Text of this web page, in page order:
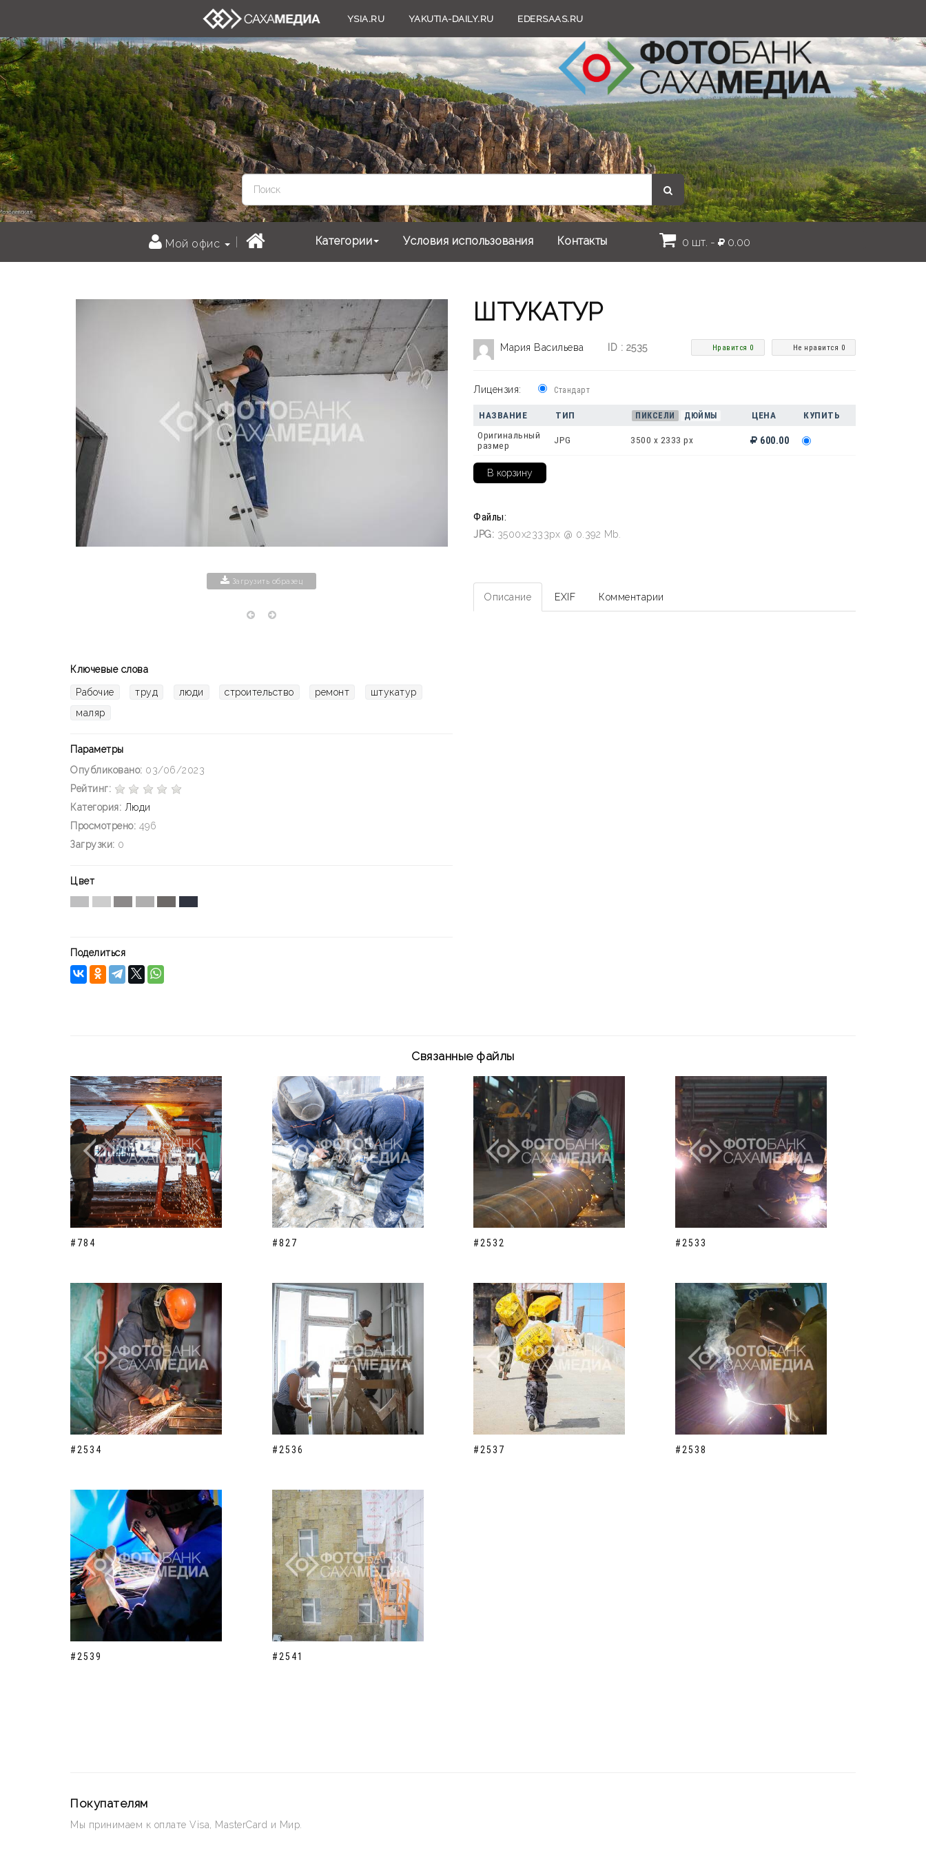
YSIA.RU YAKUTIA-DAILY.RU EDERSAAS.RU
Мой офис Категории Условия использования Контакты 0 шт. - 0.00
Загрузить образец
Ключевые слова
Рабочие труд люди строительство ремонт
штукатур
маляр
Параметры
Опубликовано: 03/06/2023
Рейтинг:
Категория: Люди
Просмотрено: 496
Загрузки: 0
Цвет
Поделиться
ШТУКАТУР
Мария Васильева ID : 2535 Не нравится 0
Нравится 0
Лицензия: Стандарт
НАЗВАНИЕ ТИП ПИКСЕЛИ ДЮЙМЫ ЦЕНА
КУПИТЬ
Оригинальный
размер
JPG 3500 x 2333 px 600.00
Файлы:
JPG: 3500x2333px @ 0.392 Mb.
Описание EXIF Комментарии
Связанные файлы
#784 #827 #2532 #2533
#2534 #2536 #2537 #2538
#2539 #2541
Покупателям
Мы принимаем к оплате Visa, MasterCard и Мир.